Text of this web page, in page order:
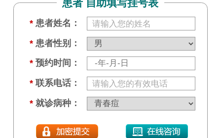
患者 自助填写挂号表
* 患者姓名：
* 患者性别：
* 预约时间：
* 联系电话：
* 就诊病种：